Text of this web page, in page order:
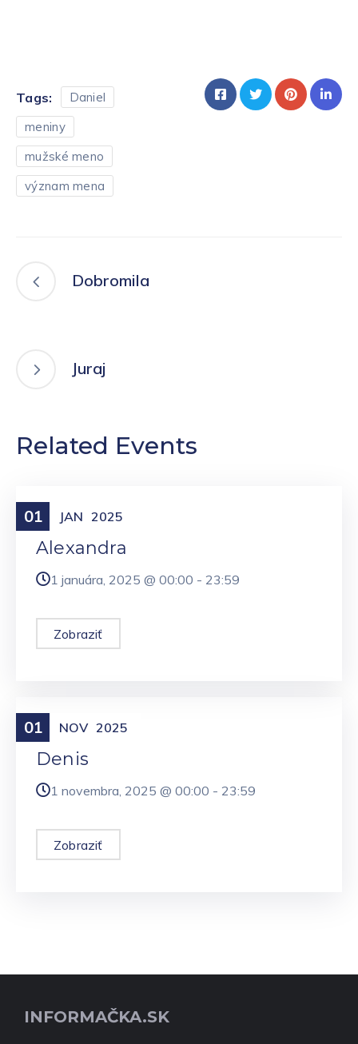
Tags:
Daniel
meniny
mužské meno
význam mena
Dobromila
Juraj
Related Events
01 JAN 2025
Meniny
Alexandra
1 januára, 2025 @ 00:00 - 23:59
Zobraziť
01 NOV 2025
Meniny
Denis
1 novembra, 2025 @ 00:00 - 23:59
Zobraziť
INFORMAČKA.SK